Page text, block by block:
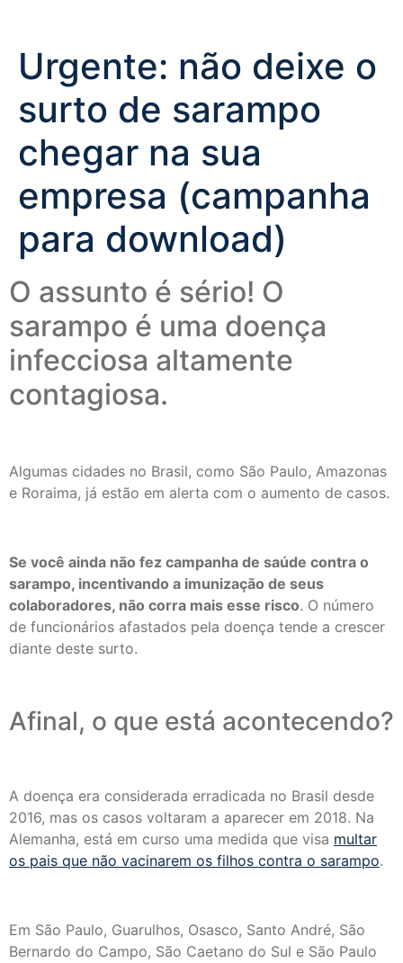
Urgente: não deixe o
surto de sarampo
chegar na sua
empresa (campanha
para download)
O assunto é sério! O
sarampo é uma doença
infecciosa altamente
contagiosa.
Algumas cidades no Brasil, como São Paulo, Amazonas
e Roraima, já estão em alerta com o aumento de casos.
Se você ainda não fez campanha de saúde contra o
sarampo, incentivando a imunização de seus
colaboradores, não corra mais esse risco. O número
de funcionários afastados pela doença tende a crescer
diante deste surto.
Afinal, o que está acontecendo?
A doença era considerada erradicada no Brasil desde
2016, mas os casos voltaram a aparecer em 2018. Na
Alemanha, está em curso uma medida que visa multar
os pais que não vacinarem os filhos contra o sarampo.
Em São Paulo, Guarulhos, Osasco, Santo André, São
Bernardo do Campo, São Caetano do Sul e São Paulo